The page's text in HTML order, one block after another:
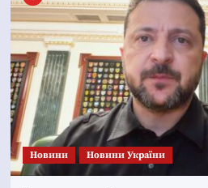
Новини Новини України